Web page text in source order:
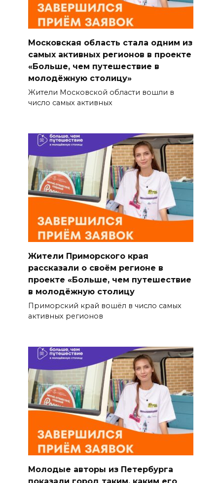
Московская область стала одним из
самых активных регионов в проекте
«Больше, чем путешествие в
молодёжную столицу»
Жители Московской области вошли в
число самых активных
Жители Приморского края
рассказали о своём регионе в
проекте «Больше, чем путешествие
в молодёжную столицу
Приморский край вошёл в число самых
активных регионов
Молодые авторы из Петербурга
показали город таким, каким его